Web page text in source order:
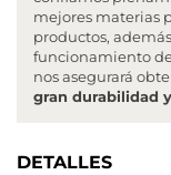
mejores materias
productos,
funcionamiento
nos asegurará
gran durabilidad
DETALLES